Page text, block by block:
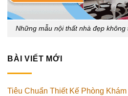
Những mẫu nội thất nhà đẹp không
BÀI VIẾT MỚI
Tiêu Chuẩn Thiết Kế Phòng